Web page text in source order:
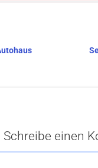
Schreibe einen